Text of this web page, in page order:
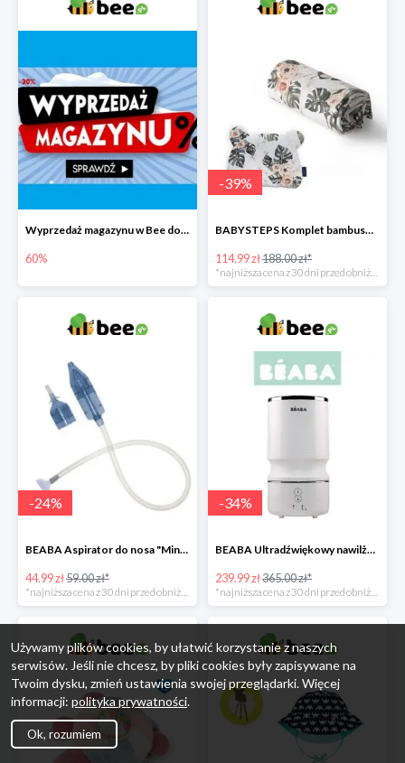
Wyprzedaż magazynu w Bee do -60%
60%
-39%
BABYSTEPS Komplet bambusowy poduszka i otulacz M Pustynne kwiaty -39%
114.99 zł188.00 zł*
-24%
BEABA Aspirator do nosa "Minidoo" -24%
44.99 zł59.00 zł*
*najniższa cena z 30 dni przed obniżką
-34%
BEABA Ultradźwiękowy nawilżacz powietrza White -34%
239.99 zł365.00 zł*
*najniższa cena z 30 dni przed obniżką
Używamy plików cookies, by ułatwić korzystanie z naszych
serwisów. Jeśli nie chcesz, by pliki cookies były zapisywane na
Twoim dysku, zmień ustawienia swojej przeglądarki. Więcej
informacji: polityka prywatności.
Ok, rozumiem